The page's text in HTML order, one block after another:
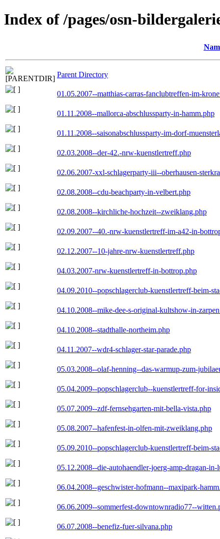
Index of /pages/osn-
Parent Directory
01.05.2007--matthias-carras-fanclubtreffen-im-
01.11.2008--mallorca-abschlussparty-in-hamm.php
01.11.2008--saisonabschlussparty-im-dorf-
02.03.2008--der-42.-nrw-kuenstlertreff.php
02.06.2007-xxl-schlagerparty-iii--oberhausen-
02.08.2008--cdu-beachparty-in-velbert.php
02.08.2008--kirchliche-hochzeit--zweiklang.php
02.09.2007--40.-nrw-kuenstlertreff-im-a42-in-
02.12.2007--10-jahre-nrw-kuenstlertreff.php
04.03.2007-nrw-kuenstlertreff-in-bottrop.php
04.09.2010--popschlagerclub-kuenstlertreff-beim-
04.10.2008--mike-dee-s-original-kultshow-in-
04.10.2008--stadthalle-northeim.php
04.11.2007--wdr4-schlager-star-parade.php
05.03.2008--olaf-henning--das-warmup-zum-
05.04.2009--popschlagerclub--kuenstlertreff-for-
05.07.2009--zdf-fernsehgarten-mit-bella-vista.php
05.08.2007--hafenfest-in-olfen-mit-zweiklang.php
05.09.2010--popschlagerclub-kuenstlertreff-beim-
05.12.2008--die-autohaendler-joerg-amp-dragan-in-
06.04.2008--geschwister-hofmann--maxipark-
06.06.2009--sommerfest-downtownradio77--
06.07.2008--benefiz-fuer-silvana.php